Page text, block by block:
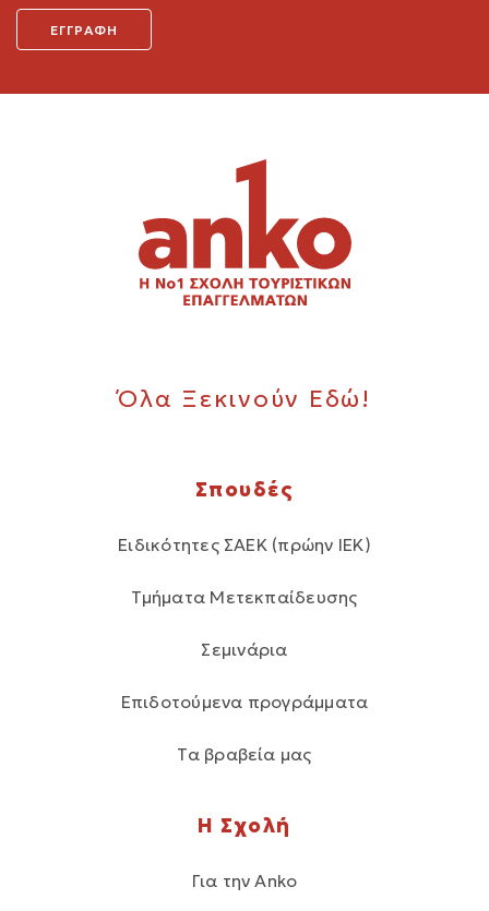
Όλα Ξεκινούν Εδώ!
Σπουδές
Ειδικότητες ΣΑΕΚ (πρώην ΙΕΚ)
Τμήματα Μετεκπαίδευσης
Σεμινάρια
Επιδοτούμενα προγράμματα
Τα βραβεία μας
Η Σχολή
Για την Anko